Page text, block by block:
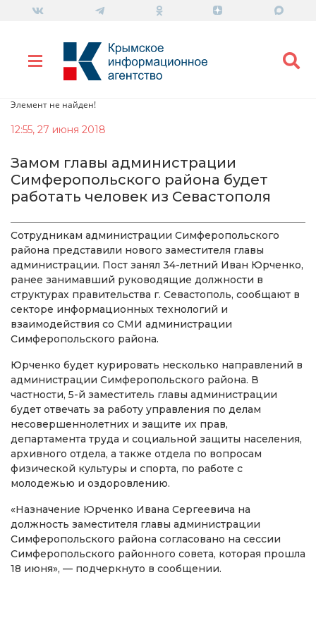
Элемент не найден!
12:55, 27 июня 2018
Замом главы администрации
Симферопольского района будет
работать человек из Севастополя
Сотрудникам администрации Симферопольского
района представили нового заместителя главы
администрации. Пост занял 34-летний Иван Юрченко,
ранее занимавший руководящие должности в
структурах правительства г. Севастополь, сообщают в
секторе информационных технологий и
взаимодействия со СМИ администрации
Симферопольского района.
Юрченко будет курировать несколько направлений в
администрации Симферопольского района. В
частности, 5-й заместитель главы администрации
будет отвечать за работу управления по делам
несовершеннолетних и защите их прав,
департамента труда и социальной защиты населения,
архивного отдела, а также отдела по вопросам
физической культуры и спорта, по работе с
молодежью и оздоровлению.
«Назначение Юрченко Ивана Сергеевича на
должность заместителя главы администрации
Симферопольского района согласовано на сессии
Симферопольского районного совета, которая прошла
18 июня», — подчеркнуто в сообщении.